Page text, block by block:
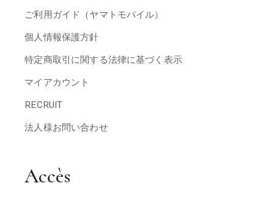
ご利用ガイド（ヤマトモバイル）
個人情報保護方針
特定商取引に関する法律に基づく表示
マイアカウント
RECRUIT
法人様お問い合わせ
Accès